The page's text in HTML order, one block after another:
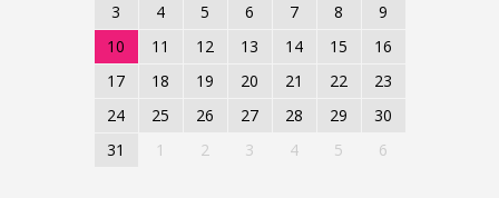
3
4 5 6 7 8
9
10
11 12 13 14 15
16
17
18 19 20 21 22
23
24
25 26 27 28 29
30
31
1 2 3 4 5 6